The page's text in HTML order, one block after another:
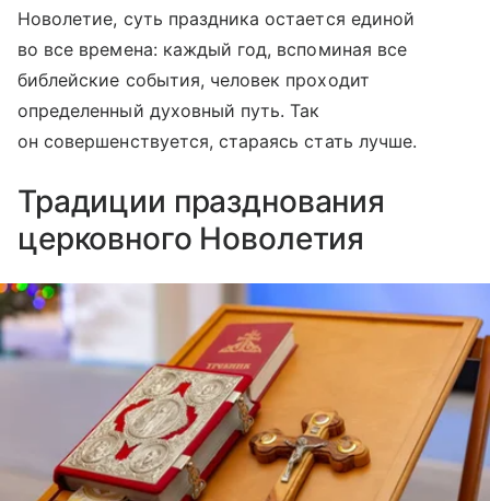
Новолетие, суть праздника остается единой
во все времена: каждый год, вспоминая все
библейские события, человек проходит
определенный духовный путь. Так
он совершенствуется, стараясь стать лучше.
Традиции празднования
церковного Новолетия